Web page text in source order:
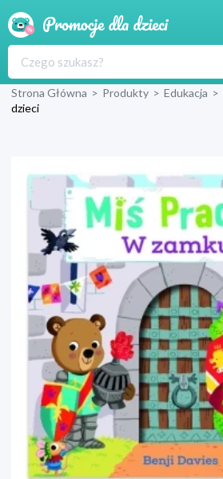
Produkty
Blog
Wyprawka
Strona Główna > Produkty > Edukacja >
dzieci